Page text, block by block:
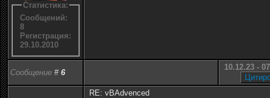
Статистика:
Сообщений:
8
Регистрация:
29.10.2010
Сообщение # 6
10.12.23 -
RE: vBAdvenced